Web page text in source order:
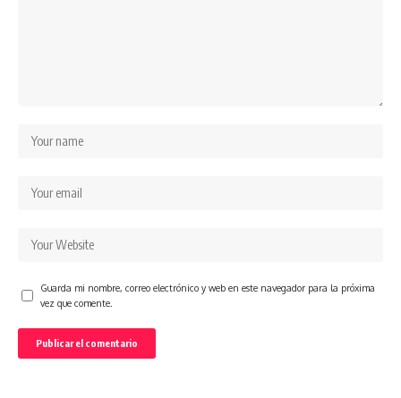
Guarda mi nombre, correo electrónico y web en este navegador para la próxima
vez que comente.